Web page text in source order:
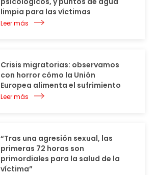
limpia para las víctimas
Leer más
Crisis migratorias: observamos
con horror cómo la Unión
Europea alimenta el sufrimiento
Leer más
“Tras una agresión sexual, las
primeras 72 horas son
primordiales para la salud de la
víctima”